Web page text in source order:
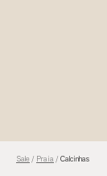
Sale / Praia / Calcinhas